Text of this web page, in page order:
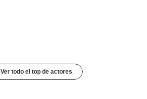
Ver todo el top de actores